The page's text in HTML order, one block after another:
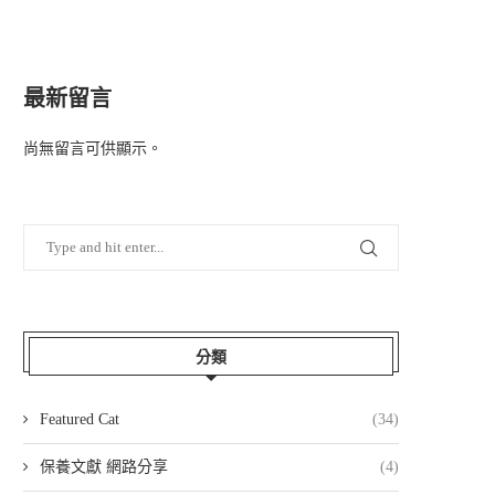
最新留言
尚無留言可供顯示。
分類
Featured Cat (34)
保養文獻 網路分享 (4)